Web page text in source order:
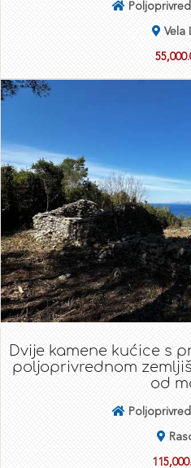
Vela
Dvije kamene kućice s
poljoprivrednom
od